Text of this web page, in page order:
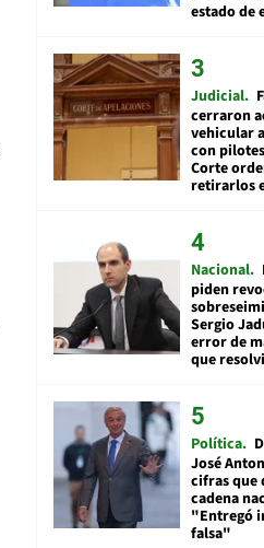
estado de
Judicial
cerraron
vehicular
con
Corte
retirarlos
Nacional
piden
Sergio
error de
que
Política
José
cifras que
cadena
"Entregó
falsa"